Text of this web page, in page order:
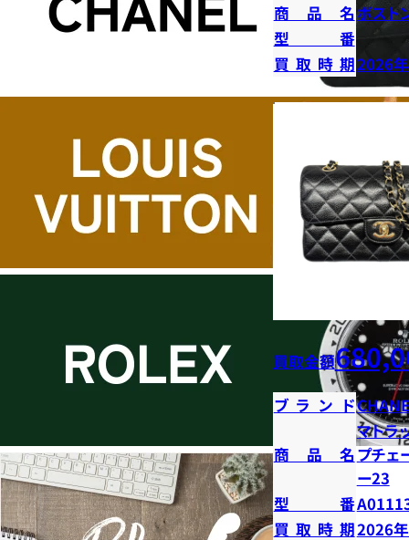
商品名ボスト
型番
買取時期2026
買取金額
ブランド
商品名
マトラ
プチェ
ー23
型番
買取時期2026